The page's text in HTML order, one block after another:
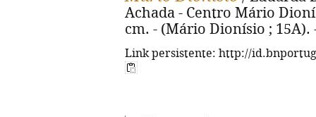
Achada - Centro Mário
cm. - (Mário Dionísio ; 15A).
Link persistente: http://